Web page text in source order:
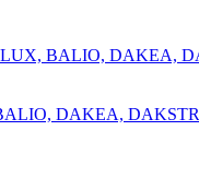
BALIO, DAKEA,
DAKEA,